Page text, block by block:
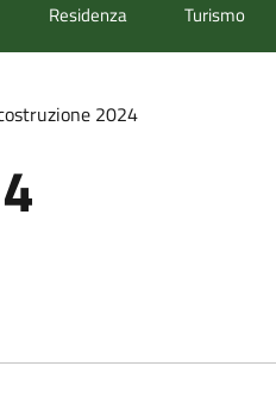
Residenza Turismo
2024